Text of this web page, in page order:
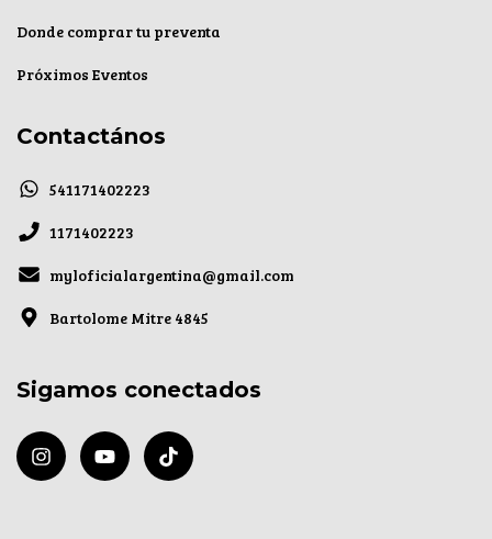
Donde comprar tu preventa
Próximos Eventos
Contactános
541171402223
1171402223
myloficialargentina@gmail.com
Bartolome Mitre 4845
Sigamos conectados